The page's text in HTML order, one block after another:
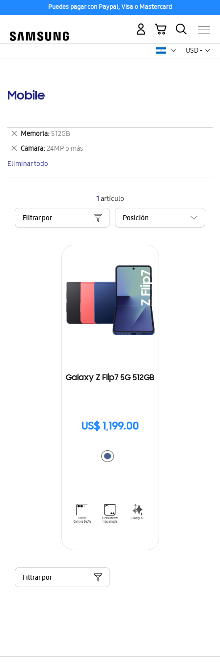
Puedes pagar con Paypal, Visa o Mastercard
USD -
dólar
Mi carrito
Mobile
1artículo
Filtrar por
Galaxy Z Flip7 5G 512GB
US$ 1,199.00
Filtrar por
Memoria 512GB
Eliminar
este
artículo
Camara 24MP o más
Eliminar
este
artículo
Eliminar todo